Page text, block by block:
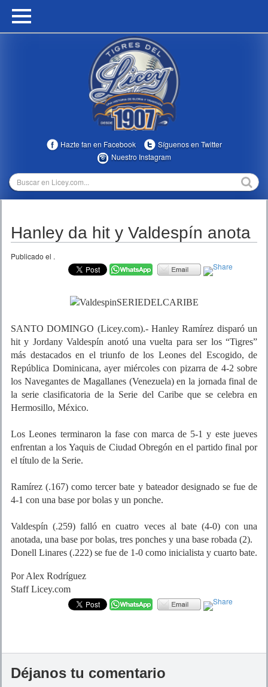
HOME
MULTIMEDIA
TEMPORADAS
Hazte fan en Facebook
Síguenos en Twitter
Nuestro Instagram
Hanley da hit y Valdespín anota
Publicado el .
SANTO DOMINGO (Licey.com).- Hanley Ramírez disparó un
hit y Jordany Valdespín anotó una vuelta para ser los “Tigres”
más destacados en el triunfo de los Leones del Escogido, de
República Dominicana, ayer miércoles con pizarra de 4-2 sobre
los Navegantes de Magallanes (Venezuela) en la jornada final de
la serie clasificatoria de la Serie del Caribe que se celebra en
Hermosillo, México.
Los Leones terminaron la fase con marca de 5-1 y este jueves
enfrentan a los Yaquis de Ciudad Obregón en el partido final por
el título de la Serie.
Ramírez (.167) como tercer bate y bateador designado se fue de
4-1 con una base por bolas y un ponche.
Valdespín (.259) falló en cuatro veces al bate (4-0) con una
anotada, una base por bolas, tres ponches y una base robada (2).
Donell Linares (.222) se fue de 1-0 como inicialista y cuarto bate.
Por Alex Rodríguez
Staff Licey.com
Déjanos tu comentario